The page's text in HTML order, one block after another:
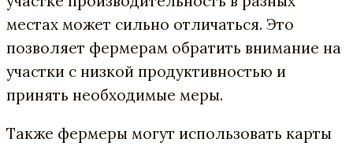
местах может сильно отличаться. Это
позволяет фермерам обратить внимание на
участки с низкой продуктивностью и
принять необходимые меры.
Также фермеры могут использовать карты